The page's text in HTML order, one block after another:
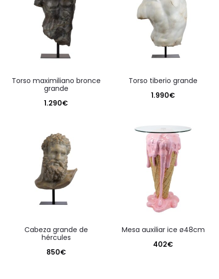
torso maximiliano bronce
grande
1.290€
torso tiberio grande
1.990€
cabeza grande de
hércules
850€
mesa auxiliar ice ø48cm
402€